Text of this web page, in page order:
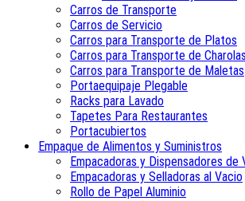
Carros de Transporte
Carros de Servicio
Carros para Transporte de Platos
Carros para Transporte de Charolas
Carros para Transporte de Maletas
Portaequipaje Plegable
Racks para Lavado
Tapetes Para Restaurantes
Portacubiertos
Empaque de Alimentos y Suministros
Empacadoras y Dispensadores de
Empacadoras y Selladoras al Vacio
Rollo de Papel Aluminio